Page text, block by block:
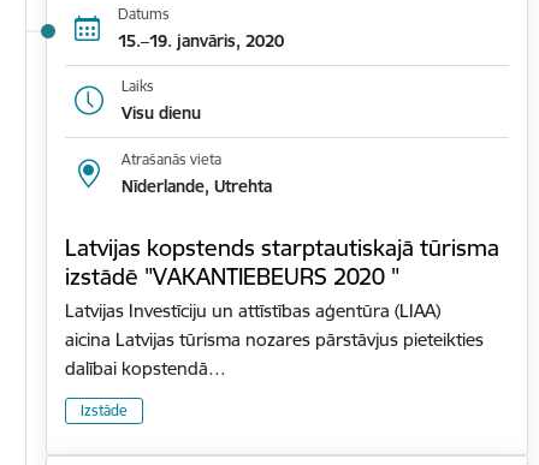
Datums
15.–19. janvāris, 2020
Laiks
Visu dienu
Atrašanās vieta
Nīderlande, Utrehta
Latvijas kopstends starptautiskajā tūrisma
izstādē "VAKANTIEBEURS 2020 "
Latvijas Investīciju un attīstības aģentūra (LIAA)
aicina Latvijas tūrisma nozares pārstāvjus pieteikties
dalībai kopstendā…
Izstāde